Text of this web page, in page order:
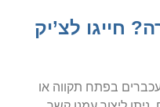
חייגו לצ’יק
בפתח תקווה או